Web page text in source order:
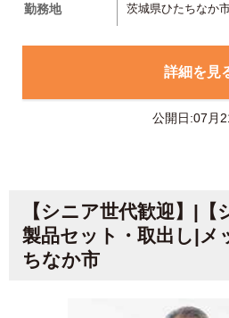
勤務地 茨城県ひたちなか
詳細を見
公開日:07月
【シニア世代歓迎】|【
製品セット・取出し|メ
ちなか市